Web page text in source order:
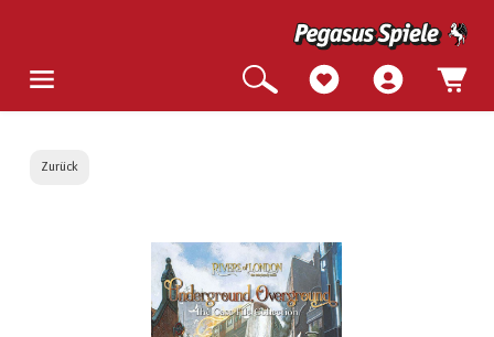
Zurück
Bildergalerie überspringen